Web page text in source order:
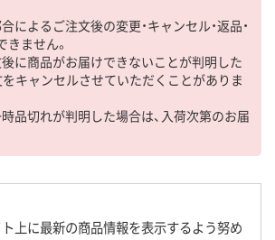
によるご注文後の変更・キャンセル・返品・
ません。
後に商品がお届けできないことが判明した
をキャンセルさせていただくことがありま
時品切れが判明した場合は、入荷次第のお届
ト上に最新の商品情報を表示するよう努め